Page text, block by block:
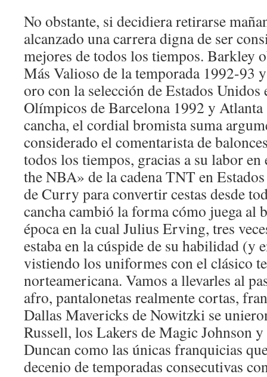
No obstante, si decidiera retirarse
alcanzado una carrera digna de ser
mejores de todos los tiempos. Barkley
Más Valioso de la temporada 1992-93
oro con la selección de Estados Unidos
Olímpicos de Barcelona 1992 y Atlanta
cancha, el cordial bromista suma
considerado el comentarista de
todos los tiempos, gracias a su labor
the NBA» de la cadena TNT en
de Curry para convertir cestas desde
cancha cambió la forma cómo juega al
época en la cual Julius Erving, tres
estaba en la cúspide de su habilidad (y
vistiendo los uniformes con el clásico
norteamericana. Vamos a llevarles al
afro, pantalonetas realmente cortas,
Dallas Mavericks de Nowitzki se
Russell, los Lakers de Magic Johnson
Duncan como las únicas franquicias
decenio de temporadas consecutivas